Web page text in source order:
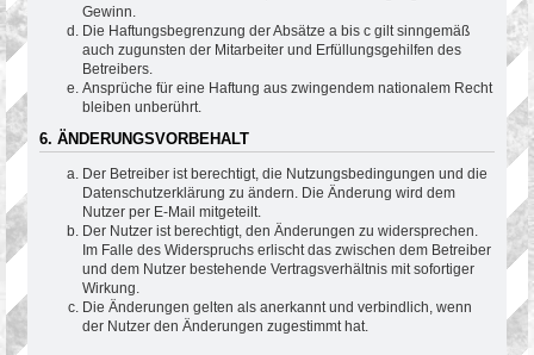
Gewinn.
Die Haftungsbegrenzung der Absätze a bis c gilt sinngemäß
auch zugunsten der Mitarbeiter und Erfüllungsgehilfen des
Betreibers.
Ansprüche für eine Haftung aus zwingendem nationalem Recht
bleiben unberührt.
6. ÄNDERUNGSVORBEHALT
Der Betreiber ist berechtigt, die Nutzungsbedingungen und die
Datenschutzerklärung zu ändern. Die Änderung wird dem
Nutzer per E-Mail mitgeteilt.
Der Nutzer ist berechtigt, den Änderungen zu widersprechen.
Im Falle des Widerspruchs erlischt das zwischen dem Betreiber
und dem Nutzer bestehende Vertragsverhältnis mit sofortiger
Wirkung.
Die Änderungen gelten als anerkannt und verbindlich, wenn
der Nutzer den Änderungen zugestimmt hat.